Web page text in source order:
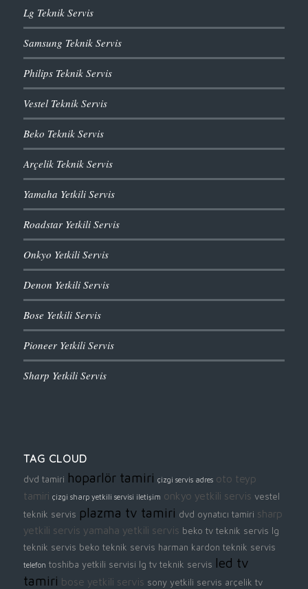
Lg Teknik Servis
Samsung Teknik Servis
Philips Teknik Servis
Vestel Teknik Servis
Beko Teknik Servis
Arçelik Teknik Servis
Yamaha Yetkili Servis
Roadstar Yetkili Servis
Onkyo Yetkili Servis
Denon Yetkili Servis
Bose Yetkili Servis
Pioneer Yetkili Servis
Sharp Yetkili Servis
TAG CLOUD
dvd tamiri hoparlör tamiri çizgi servis adres oto teyp
tamiri çizgi sharp yetkili servisi iletişim onkyo yetkili servis vestel
teknik servis plazma tv tamiri dvd oynatıcı tamiri sharp
yetkili servis yamaha yetkili servis beko tv teknik servis lg
teknik servis beko teknik servis harman kardon teknik servis
telefon toshiba yetkili servisi lg tv teknik servis led tv
tamiri bose yetkili servis sony yetkili servis arçelik tv